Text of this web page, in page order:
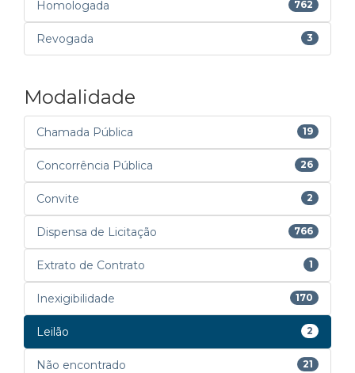
Homologada 762
Revogada 3
Modalidade
Chamada Pública 19
Concorrência Pública 26
Convite 2
Dispensa de Licitação 766
Extrato de Contrato 1
Inexigibilidade 170
Leilão 2
Não encontrado 21